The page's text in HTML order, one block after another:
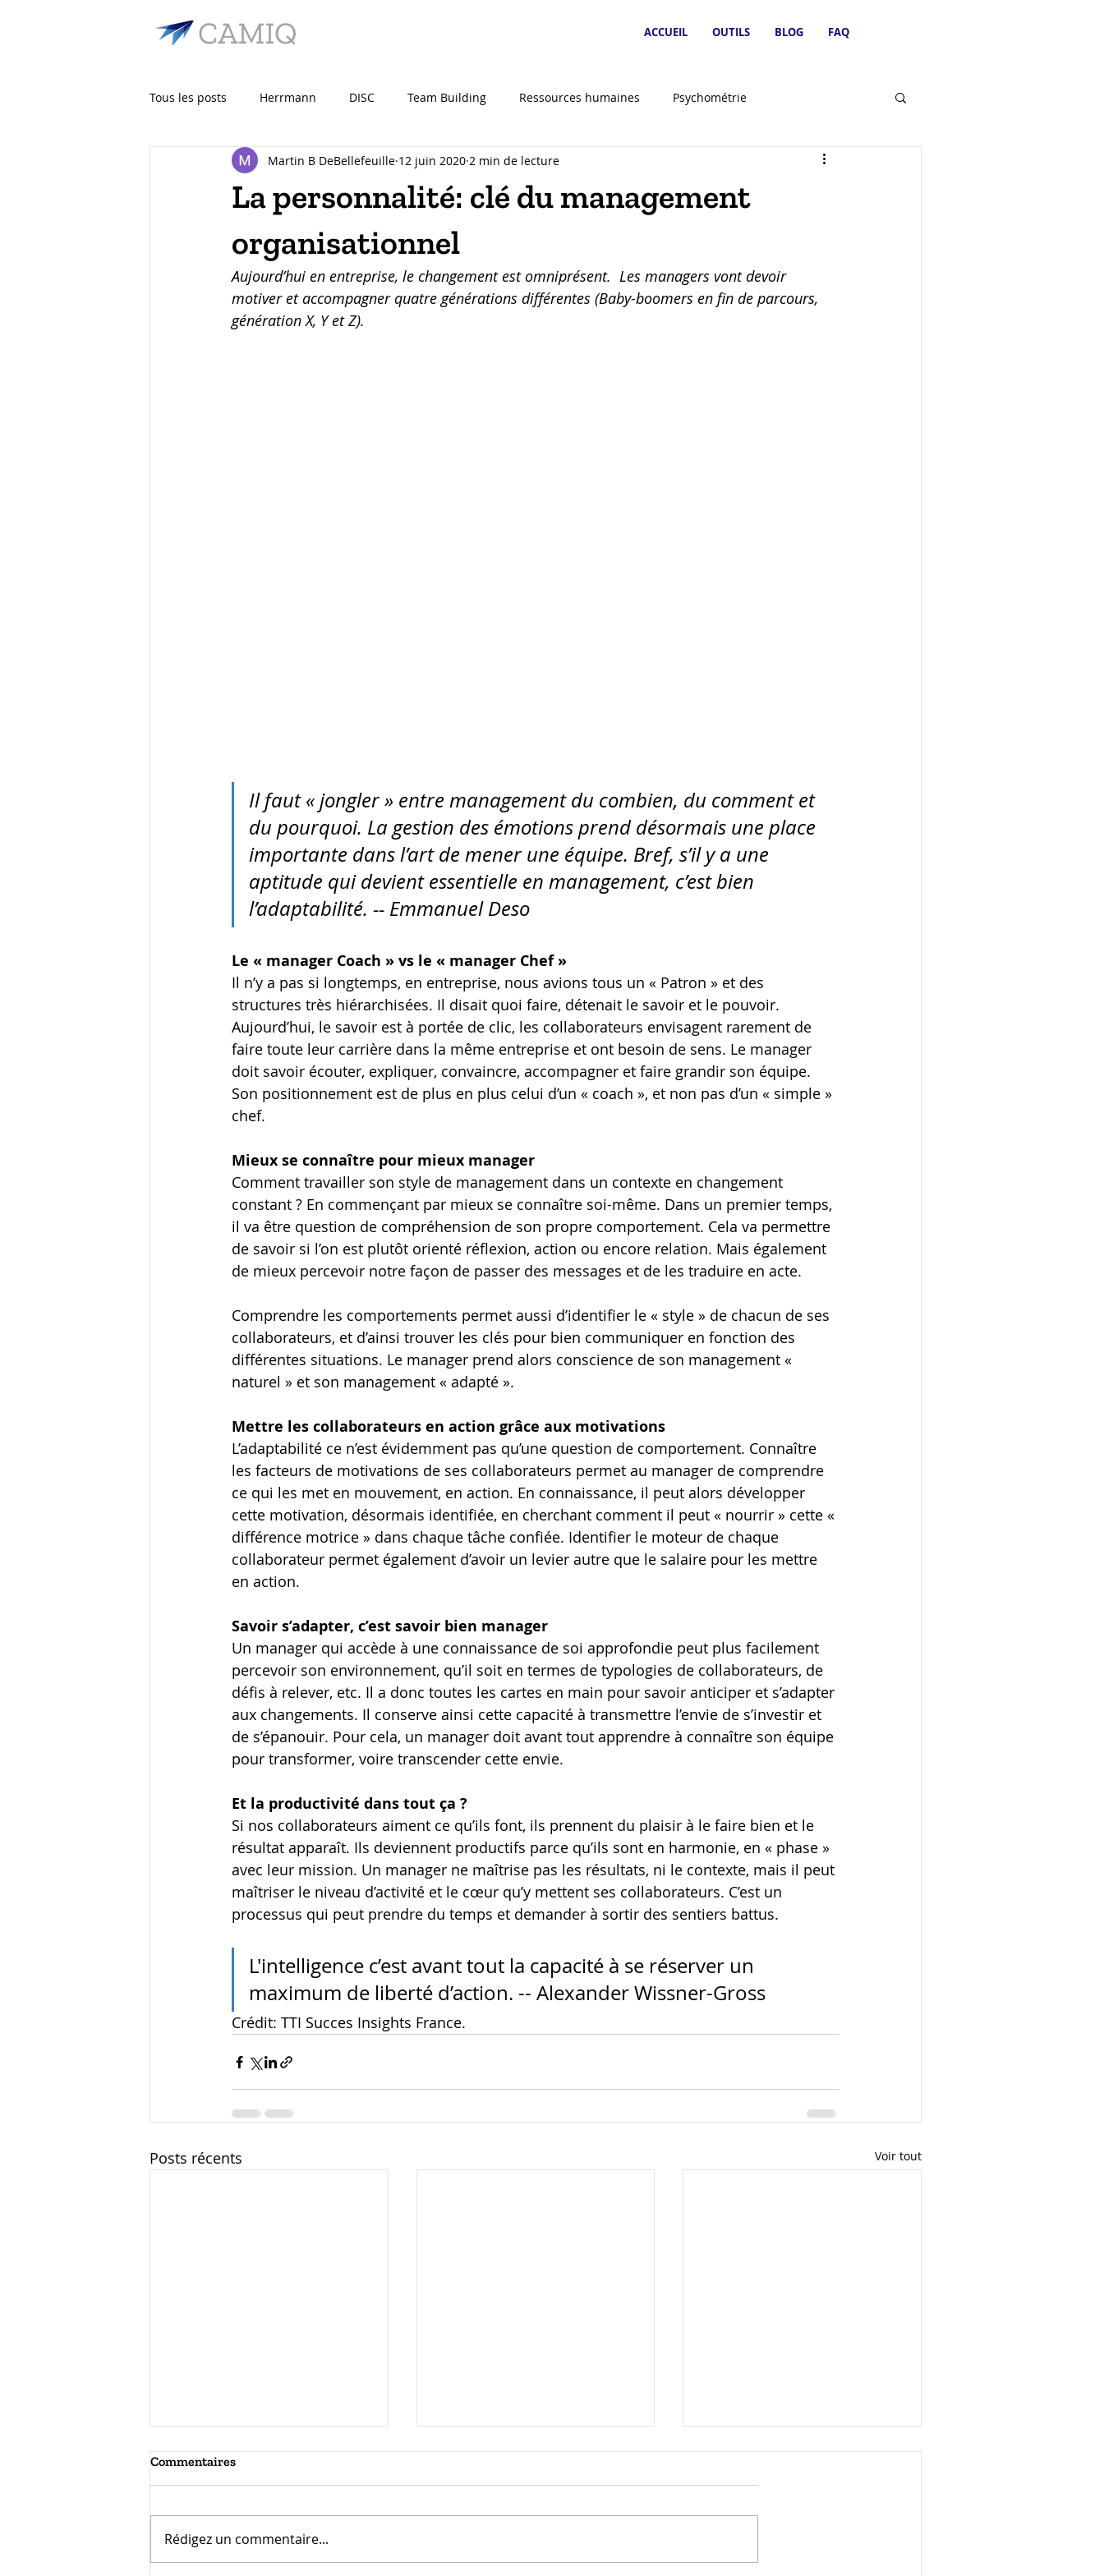
ACCUEIL OUTILS BLOG FAQ
Tous les posts Herrmann DISC Team Building Ressources humaines Psychométrie
La personnalité: clé du management
organisationnel
Martin B DeBellefeuille 12 juin 2020 2 min de lecture
Aujourd’hui en entreprise, le changement est omniprésent.  Les managers vont devoir
motiver et accompagner quatre générations différentes (Baby-boomers en fin de parcours,
génération X, Y et Z).
Il faut « jongler » entre management du combien, du comment et
du pourquoi. La gestion des émotions prend désormais une place
importante dans l’art de mener une équipe. Bref, s’il y a une
aptitude qui devient essentielle en management, c’est bien
l’adaptabilité. -- Emmanuel Deso
Le « manager Coach » vs le « manager Chef »
Il n’y a pas si longtemps, en entreprise, nous avions tous un « Patron » et des
structures très hiérarchisées. Il disait quoi faire, détenait le savoir et le pouvoir.
Aujourd’hui, le savoir est à portée de clic, les collaborateurs envisagent rarement de
faire toute leur carrière dans la même entreprise et ont besoin de sens. Le manager
doit savoir écouter, expliquer, convaincre, accompagner et faire grandir son équipe.
Son positionnement est de plus en plus celui d’un « coach », et non pas d’un « simple »
chef.
Mieux se connaître pour mieux manager
Comment travailler son style de management dans un contexte en changement
constant ? En commençant par mieux se connaître soi-même. Dans un premier temps,
il va être question de compréhension de son propre comportement. Cela va permettre
de savoir si l’on est plutôt orienté réflexion, action ou encore relation. Mais également
de mieux percevoir notre façon de passer des messages et de les traduire en acte.
Comprendre les comportements permet aussi d’identifier le « style » de chacun de ses
collaborateurs, et d’ainsi trouver les clés pour bien communiquer en fonction des
différentes situations. Le manager prend alors conscience de son management «
naturel » et son management « adapté ».
Mettre les collaborateurs en action grâce aux motivations
L’adaptabilité ce n’est évidemment pas qu’une question de comportement. Connaître
les facteurs de motivations de ses collaborateurs permet au manager de comprendre
ce qui les met en mouvement, en action. En connaissance, il peut alors développer
cette motivation, désormais identifiée, en cherchant comment il peut « nourrir » cette «
différence motrice » dans chaque tâche confiée. Identifier le moteur de chaque
collaborateur permet également d’avoir un levier autre que le salaire pour les mettre
en action.
Savoir s’adapter, c’est savoir bien manager
Un manager qui accède à une connaissance de soi approfondie peut plus facilement
percevoir son environnement, qu’il soit en termes de typologies de collaborateurs, de
défis à relever, etc. Il a donc toutes les cartes en main pour savoir anticiper et s’adapter
aux changements. Il conserve ainsi cette capacité à transmettre l’envie de s’investir et
de s’épanouir. Pour cela, un manager doit avant tout apprendre à connaître son équipe
pour transformer, voire transcender cette envie.
Et la productivité dans tout ça ?
Si nos collaborateurs aiment ce qu’ils font, ils prennent du plaisir à le faire bien et le
résultat apparaît. Ils deviennent productifs parce qu’ils sont en harmonie, en « phase »
avec leur mission. Un manager ne maîtrise pas les résultats, ni le contexte, mais il peut
maîtriser le niveau d’activité et le cœur qu’y mettent ses collaborateurs. C’est un
processus qui peut prendre du temps et demander à sortir des sentiers battus.
L'intelligence c’est avant tout la capacité à se réserver un
maximum de liberté d’action. -- Alexander Wissner-Gross
Crédit: TTI Succes Insights France.
Posts récents Voir tout
Commentaires
Rédigez un commentaire...